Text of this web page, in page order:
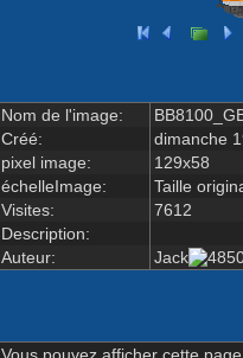
Nom de l'image:
Créé:
dimanche
pixel image:
129x58
échelleImage:
Taille
Visites:
7612
Description:
Auteur:
Jack